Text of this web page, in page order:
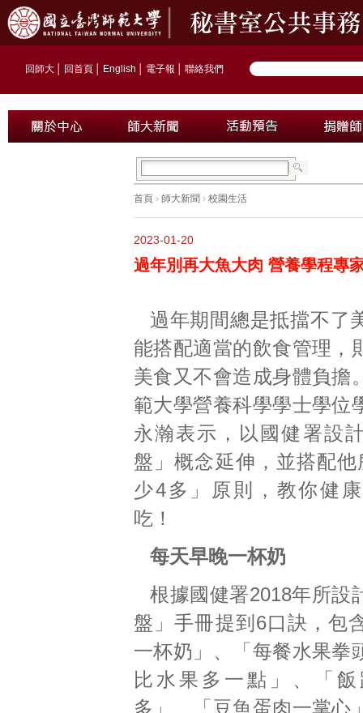
回師大 回首頁 English 電子報 聯絡我們
首頁 › 師大新聞 › 校園生活
2023-01-20
過年別再大魚大肉 營養學程專
過年期間總是抵擋不了
能搭配適當的飲食管理，
美食又不會造成身體負擔
範大學營養科學學士學位
永瀚表示，以國健署設
盤」概念延伸，並搭配
少4多」原則，教你健
吃！
每天早晚一杯奶
根據國健署2018年所設
盤」手冊提到6口訣，包
一杯奶」、「每餐水果拳
比水果多一點」、「
多」、「豆魚蛋肉一掌心